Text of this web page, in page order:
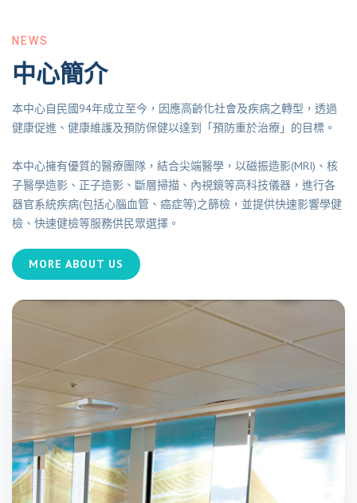
NEWS
中心簡介
本中心自民國94年成立至今，因應高齡化社會及疾病之轉型，透過
健康促進、健康維護及預防保健以達到「預防重於治療」的目標。
本中心擁有優質的醫療團隊，結合尖端醫學，以磁振造影(MRI)、核
子醫學造影、正子造影、斷層掃描、內視鏡等高科技儀器，進行各
器官系統疾病(包括心腦血管、癌症等)之篩檢，並提供快速影響學健
檢、快速健檢等服務供民眾選擇。
MORE ABOUT US